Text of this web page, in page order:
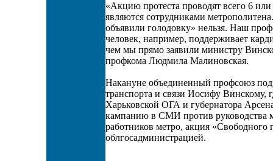
«Акцию протеста проводят всего 6
являются сотрудниками
объявили голодовку» нельзя. Наш
человек, например, поддерживает
чем мы прямо заявили министру
профкома Людмила Малиновская.
Накануне объединенный профсоюз
транспорта и связи Иосифу Винскому,
Харьковской ОГА и губернатора
кампанию в СМИ против руководства
работников метро, акция «Свободного
облгосадминистрацией.